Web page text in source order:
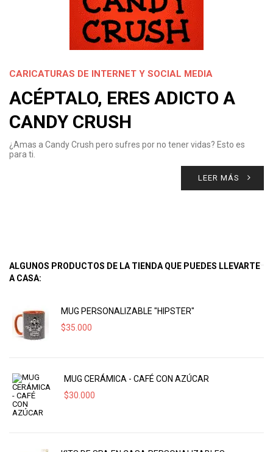
CARICATURAS DE INTERNET Y SOCIAL MEDIA
ACÉPTALO, ERES ADICTO A
CANDY CRUSH
¿Amas a Candy Crush pero sufres por no tener vidas? Esto es
para ti.
LEER MÁS
ALGUNOS PRODUCTOS DE LA TIENDA QUE PUEDES LLEVARTE
A CASA:
MUG PERSONALIZABLE "HIPSTER"
$35.000
MUG CERÁMICA - CAFÉ CON AZÚCAR
$30.000